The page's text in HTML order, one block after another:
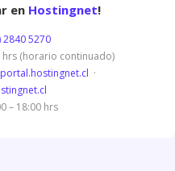
en Hostingnet!
2840 5270
hrs (horario continuado)
·
– 18:00 hrs